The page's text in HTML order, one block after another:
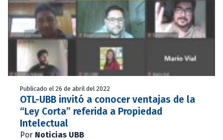
Publicado el 26 de abril del 2022
OTL-UBB invitó a conocer ventajas de la
“Ley Corta” referida a Propiedad
Intelectual
Por Noticias UBB